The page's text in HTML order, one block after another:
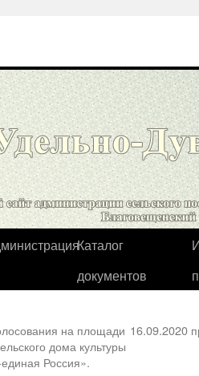
Каталог
документов
на площади
дома культуры
Россия».
16.09.2020